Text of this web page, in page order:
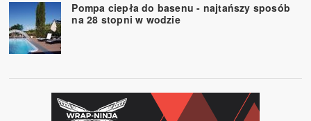
Pompa ciepła do basenu - najtańszy sposób
na 28 stopni w wodzie